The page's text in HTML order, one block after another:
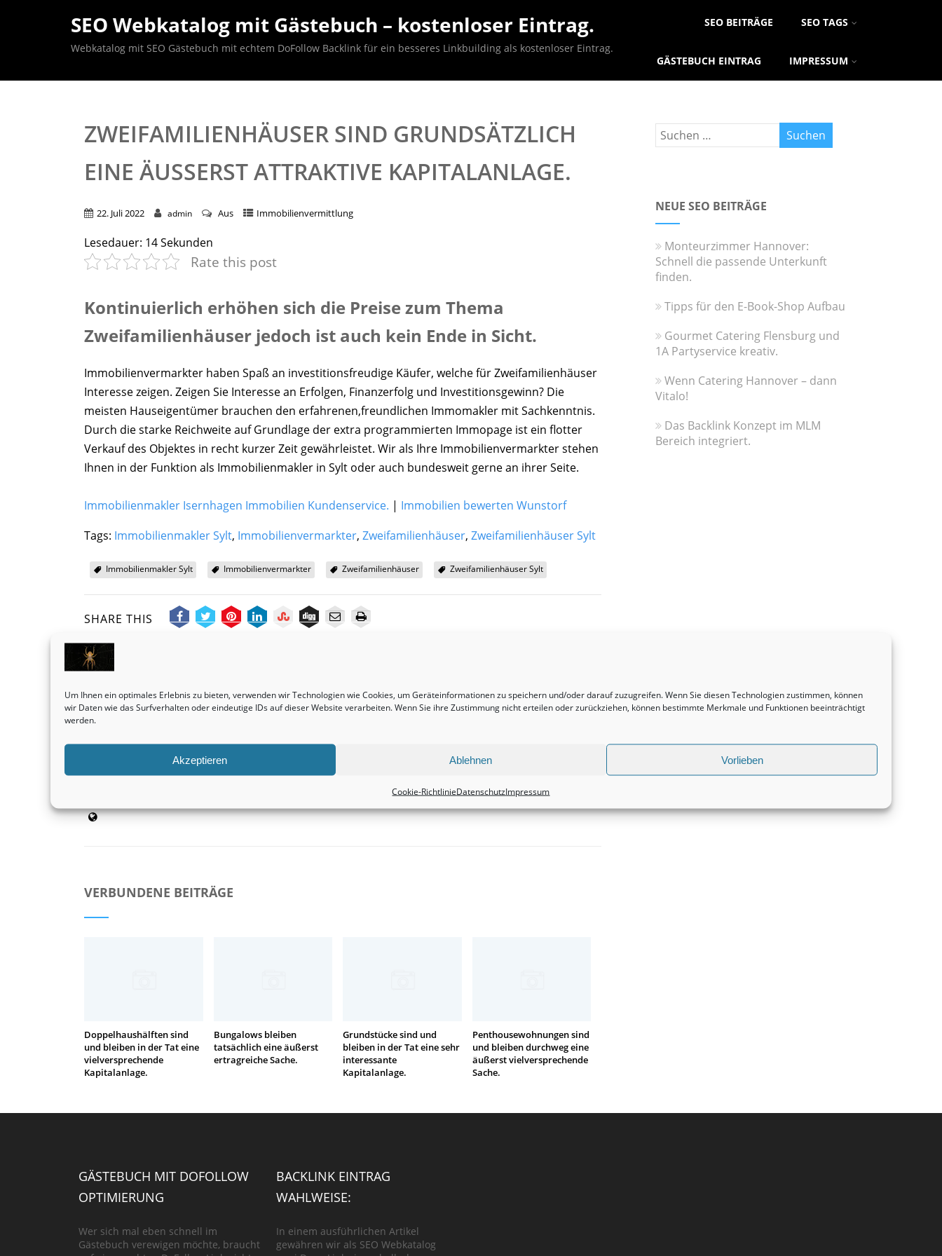
Um Ihnen ein optimales Erlebnis zu bieten, verwenden wir Technologien wie Cookies, um Geräteinformationen zu speichern und/oder darauf zuzugreifen. Wenn Sie diesen Technologien zustimmen, können
wir Daten wie das Surfverhalten oder eindeutige IDs auf dieser Website verarbeiten. Wenn Sie ihre Zustimmung nicht erteilen oder zurückziehen, können bestimmte Merkmale und Funktionen beeinträchtigt
werden.
Akzeptieren Ablehnen Vorlieben
Cookie-RichtlinieDatenschutzImpressum
SEO Webkatalog mit Gästebuch – kostenloser Eintrag.
Webkatalog mit SEO Gästebuch mit echtem DoFollow Backlink für ein besseres Linkbuilding als kostenloser Eintrag.
SEO BEITRÄGE SEO TAGS
GÄSTEBUCH EINTRAG IMPRESSUM
ZWEIFAMILIENHÄUSER SIND GRUNDSÄTZLICH
EINE ÄUSSERST ATTRAKTIVE KAPITALANLAGE.
22. Juli 2022 admin Aus Immobilienvermittlung
Lesedauer: 14Sekunden
Rate this post
Kontinuierlich erhöhen sich die Preise zum Thema
Zweifamilienhäuser jedoch ist auch kein Ende in Sicht.
Immobilienvermarkter haben Spaß an investitionsfreudige Käufer, welche für Zweifamilienhäuser
Interesse zeigen. Zeigen Sie Interesse an Erfolgen, Finanzerfolg und Investitionsgewinn? Die
meisten Hauseigentümer brauchen den erfahrenen,freundlichen Immomakler mit Sachkenntnis.
Durch die starke Reichweite auf Grundlage der extra programmierten Immopage ist ein flotter
Verkauf des Objektes in recht kurzer Zeit gewährleistet. Wir als Ihre Immobilienvermarkter stehen
Ihnen in der Funktion als Immobilienmakler in Sylt oder auch bundesweit gerne an ihrer Seite.
Immobilienmakler Isernhagen Immobilien Kundenservice. | Immobilien bewerten Wunstorf
Tags: Immobilienmakler Sylt, Immobilienvermarkter,Zweifamilienhäuser,Zweifamilienhäuser Sylt
Immobilienmakler Sylt Immobilienvermarkter Zweifamilienhäuser Zweifamilienhäuser Sylt
SHARE THIS
Vorheriger Beitrag
lukrative Kapitalanlage.
Immobilienvermittlung
faszinierende Investition.
Immobilienvermittlung
admin
VERBUNDENE BEITRÄGE
Doppelhaushälften sind
und bleiben in der Tat eine
vielversprechende
Kapitalanlage.
Bungalows bleiben
tatsächlich eine äußerst
ertragreiche Sache.
Grundstücke sind und
bleiben in der Tat eine sehr
interessante
Kapitalanlage.
Penthousewohnungen sind
und bleiben durchweg eine
äußerst vielversprechende
Sache.
NEUE SEO BEITRÄGE
Monteurzimmer Hannover:
Schnell die passende Unterkunft
finden.
Tipps für den E-Book-Shop Aufbau
Gourmet Catering Flensburg und
1A Partyservice kreativ.
Wenn Catering Hannover – dann
Vitalo!
Das Backlink Konzept im MLM
Bereich integriert.
GÄSTEBUCH MIT DOFOLLOW
OPTIMIERUNG
Wer sich mal eben schnell im
Gästebuch verewigen möchte, braucht
BACKLINK EINTRAG
WAHLWEISE:
In einem ausführlichen Artikel
gewähren wir als SEO Webkatalog